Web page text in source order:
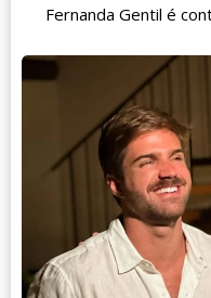
Fernanda Gentil é